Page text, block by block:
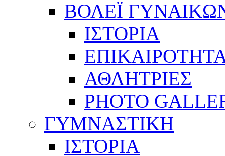
ΒΟΛΕΪ
ΙΣΤΟΡΙΑ
ΑΘΛΗΤΡΙΕΣ
PHOTO
ΓΥΜΝΑΣΤΙΚΗ
ΙΣΤΟΡΙΑ